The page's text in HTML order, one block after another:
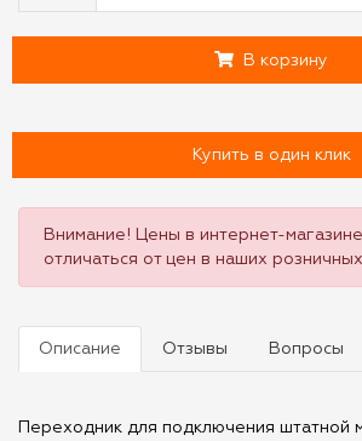
В корзину
Купить в один клик
Внимание! Цены в интернет-
отличаться от цен в наших розничных
Описание Отзывы Вопросы
Переходник для подключения штатной